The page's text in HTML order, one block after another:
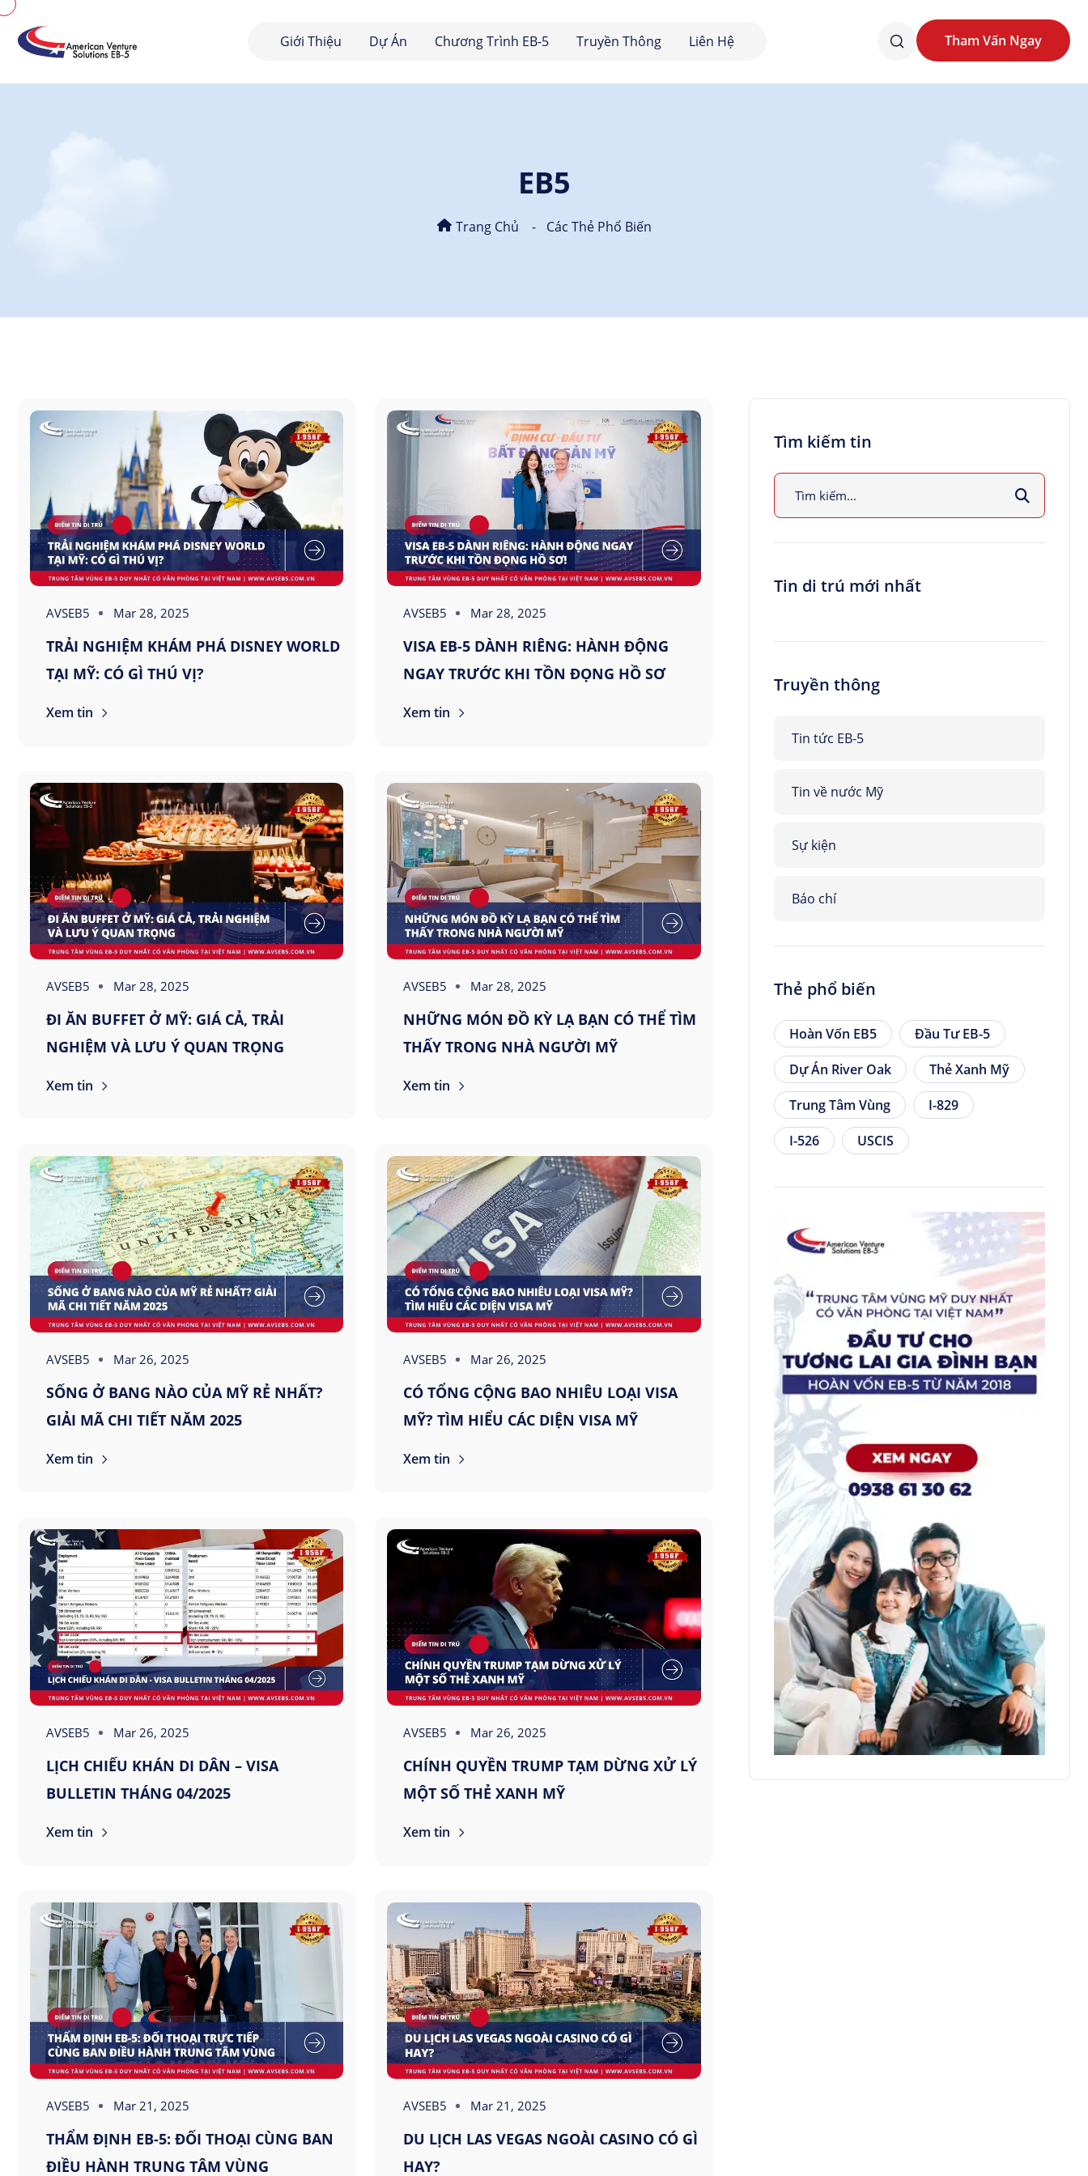
Giới Thiệu Dự Án Chương Trình EB-5 Truyền Thông Liên Hệ
Tham Vấn Ngay
Tham Vấn Ngay
EB5
Trang Chủ Các Thẻ Phổ Biến
AVSEB5 Mar 28, 2025
TRẢI NGHIỆM KHÁM PHÁ DISNEY WORLD
TẠI MỸ: CÓ GÌ THÚ VỊ?
Xem tin
AVSEB5 Mar 28, 2025
VISA EB-5 DÀNH RIÊNG: HÀNH ĐỘNG
NGAY TRƯỚC KHI TỒN ĐỌNG HỒ SƠ
Xem tin
AVSEB5 Mar 28, 2025
ĐI ĂN BUFFET Ở MỸ: GIÁ CẢ, TRẢI
NGHIỆM VÀ LƯU Ý QUAN TRỌNG
Xem tin
AVSEB5 Mar 28, 2025
NHỮNG MÓN ĐỒ KỲ LẠ BẠN CÓ THỂ TÌM
THẤY TRONG NHÀ NGƯỜI MỸ
Xem tin
AVSEB5 Mar 26, 2025
SỐNG Ở BANG NÀO CỦA MỸ RẺ NHẤT?
GIẢI MÃ CHI TIẾT NĂM 2025
Xem tin
AVSEB5 Mar 26, 2025
CÓ TỔNG CỘNG BAO NHIÊU LOẠI VISA
MỸ? TÌM HIỂU CÁC DIỆN VISA MỸ
Xem tin
AVSEB5 Mar 26, 2025
LỊCH CHIẾU KHÁN DI DÂN – VISA
BULLETIN THÁNG 04/2025
Xem tin
AVSEB5 Mar 26, 2025
CHÍNH QUYỀN TRUMP TẠM DỪNG XỬ LÝ
MỘT SỐ THẺ XANH MỸ
Xem tin
AVSEB5 Mar 21, 2025
THẨM ĐỊNH EB-5: ĐỐI THOẠI CÙNG BAN
ĐIỀU HÀNH TRUNG TÂM VÙNG
AVSEB5 Mar 21, 2025
DU LỊCH LAS VEGAS NGOÀI CASINO CÓ GÌ
HAY?
Tìm kiếm tin
Tin di trú mới nhất
Truyền thông
Tin tức EB-5
Tin về nước Mỹ
Sự kiện
Báo chí
Thẻ phổ biến
Hoàn Vốn EB5
Đầu Tư EB-5
Dự Án River Oak
Thẻ Xanh Mỹ
Trung Tâm Vùng
I-829
I-526
USCIS